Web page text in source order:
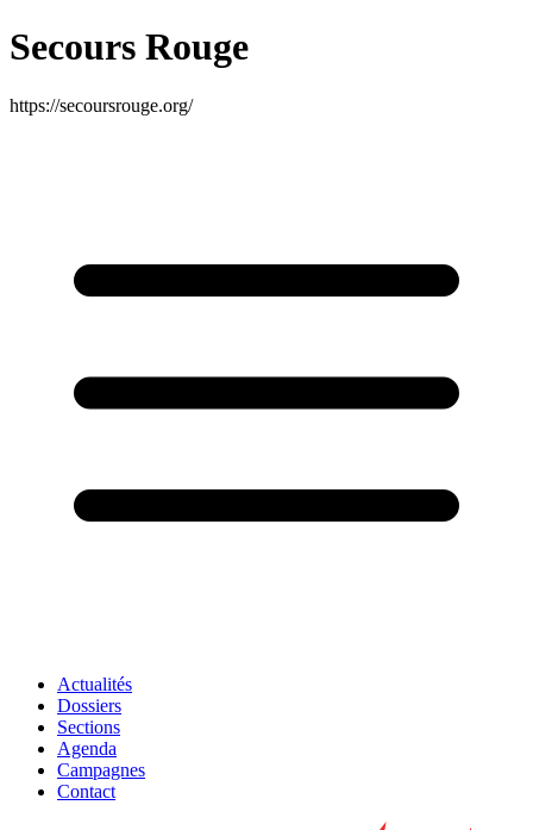
Secours Rouge
https://secoursrouge.org/
Actualités
Dossiers
Sections
Agenda
Campagnes
Contact